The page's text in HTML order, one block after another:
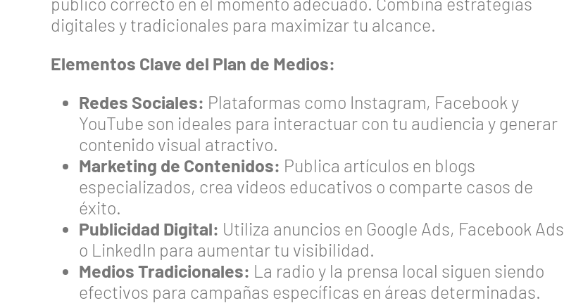
digitales y tradicionales para maximizar tu alcance.
Elementos Clave del Plan de Medios:
Redes Sociales: Plataformas como Instagram, Facebook y
YouTube son ideales para interactuar con tu audiencia y generar
contenido visual atractivo.
Marketing de Contenidos: Publica artículos en blogs
especializados, crea videos educativos o comparte casos de
éxito.
Publicidad Digital: Utiliza anuncios en Google Ads, Facebook Ads
o LinkedIn para aumentar tu visibilidad.
Medios Tradicionales: La radio y la prensa local siguen siendo
efectivos para campañas específicas en áreas determinadas.